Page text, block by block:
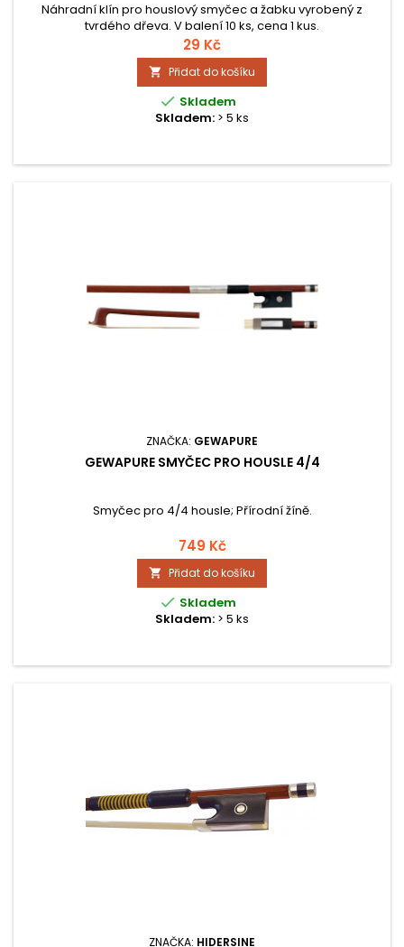
Náhradní klín pro houslový smyčec a žabku vyrobený z
tvrdého dřeva. V balení 10 ks, cena 1 kus.
29 Kč
 Přidat do košíku
 Skladem
Skladem: > 5 ks
ZNAČKA: GEWAPURE
GEWAPURE SMYČEC PRO HOUSLE 4/4
Smyčec pro 4/4 housle; Přírodní žíně.
749 Kč
 Přidat do košíku
 Skladem
Skladem: > 5 ks
ZNAČKA: HIDERSINE